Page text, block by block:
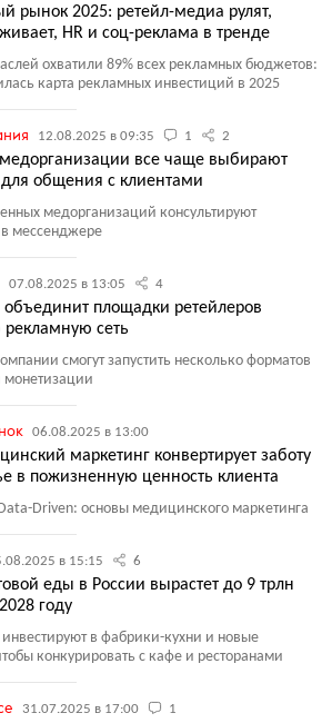
рынок 2025: ретейл-медиа рулят,
HR и соц-реклама в тренде
охватили 89% всех рекламных бюджетов:
карта рекламных инвестиций в 2025
12.08.2025 в 09:35 1 2
медорганизации все чаще выбирают
общения с клиентами
медорганизаций консультируют
мессенджере
07.08.2025 в 13:05 4
объединит площадки ретейлеров
сеть
смогут запустить несколько форматов
монетизации
06.08.2025 в 13:00
маркетинг конвертирует заботу
в пожизненную ценность клиента
Data-Driven: основы медицинского маркетинга
в 15:15 6
еды в России вырастет до 9 трлн
году
в фабрики-кухни и новые
конкурировать с кафе и ресторанами
31.07.2025 в 17:00 1